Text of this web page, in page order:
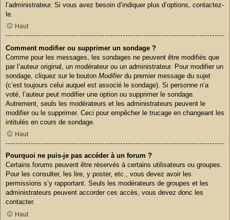
l’administrateur. Si vous avez besoin d’indiquer plus d’options, contactez-
le.
Haut
Comment modifier ou supprimer un sondage ?
Comme pour les messages, les sondages ne peuvent être modifiés que
par l’auteur original, un modérateur ou un administrateur. Pour modifier un
sondage, cliquez sur le bouton Modifierdu premier message du sujet
(c’est toujours celui auquel est associé le sondage). Si personne n’a
voté, l’auteur peut modifier une option ou supprimer le sondage.
Autrement, seuls les modérateurs et les administrateurs peuvent le
modifier ou le supprimer. Ceci pour empêcher le trucage en changeant les
intitulés en cours de sondage.
Haut
Pourquoi ne puis-je pas accéder à un forum ?
Certains forums peuvent être réservés à certains utilisateurs ou groupes.
Pour les consulter, les lire, y poster, etc., vous devez avoir les
permissions s’y rapportant. Seuls les modérateurs de groupes et les
administrateurs peuvent accorder ces accès, vous devez donc les
contacter.
Haut